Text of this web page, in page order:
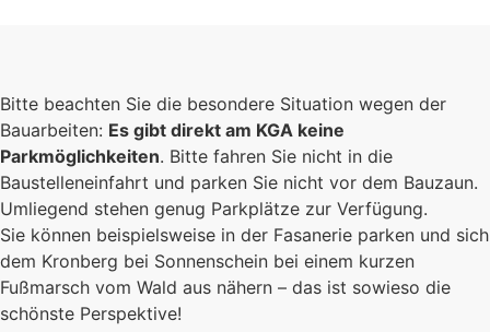
Bitte beachten Sie die besondere Situation wegen der
Bauarbeiten: Es gibt direkt am KGA keine
Parkmöglichkeiten. Bitte fahren Sie nicht in die
Baustelleneinfahrt und parken Sie nicht vor dem Bauzaun.
Umliegend stehen genug Parkplätze zur Verfügung.
Sie können beispielsweise in der Fasanerie parken und sich
dem Kronberg bei Sonnenschein bei einem kurzen
Fußmarsch vom Wald aus nähern – das ist sowieso die
schönste Perspektive!